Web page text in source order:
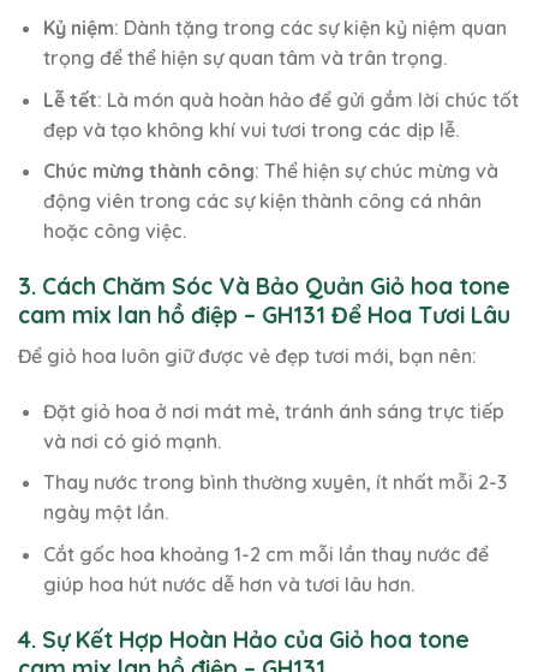
Kỷ niệm: Dành tặng trong các sự kiện kỷ niệm quan
trọng để thể hiện sự quan tâm và trân trọng.
Lễ tết: Là món quà hoàn hảo để gửi gắm lời chúc tốt
đẹp và tạo không khí vui tươi trong các dịp lễ.
Chúc mừng thành công: Thể hiện sự chúc mừng và
động viên trong các sự kiện thành công cá nhân
hoặc công việc.
3. Cách Chăm Sóc Và Bảo Quản Giỏ hoa tone
cam mix lan hồ điệp – GH131 Để Hoa Tươi Lâu
Để giỏ hoa luôn giữ được vẻ đẹp tươi mới, bạn nên:
Đặt giỏ hoa ở nơi mát mẻ, tránh ánh sáng trực tiếp
và nơi có gió mạnh.
Thay nước trong bình thường xuyên, ít nhất mỗi 2-3
ngày một lần.
Cắt gốc hoa khoảng 1-2 cm mỗi lần thay nước để
giúp hoa hút nước dễ hơn và tươi lâu hơn.
4. Sự Kết Hợp Hoàn Hảo của Giỏ hoa tone